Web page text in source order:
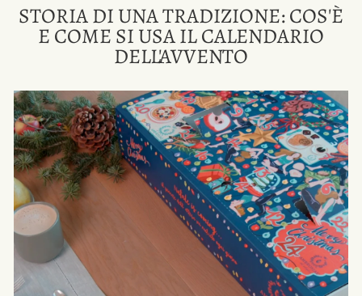
STORIA DI UNA TRADIZIONE: COS'È
E COME SI USA IL CALENDARIO
DELL'AVVENTO